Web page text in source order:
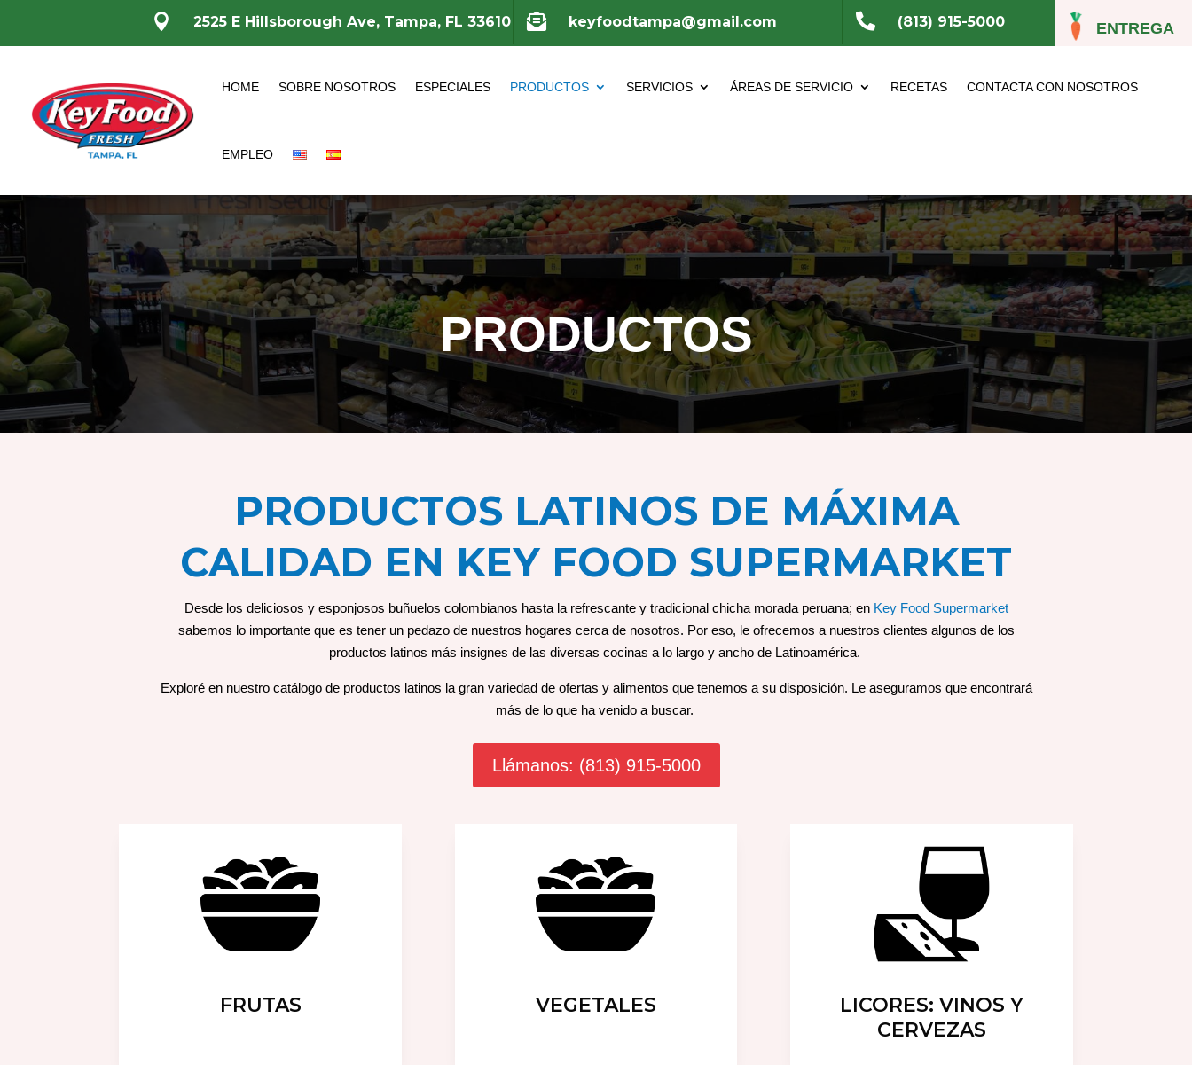
ENTREGA
 (813) 915-5000
 keyfoodtampa@gmail.com
 2525 E Hillsborough Ave, Tampa, FL 33610
HOME SOBRE NOSOTROS ESPECIALES PRODUCTOS SERVICIOS ÁREAS DE SERVICIO RECETAS CONTACTA CON NOSOTROS
EMPLEO
PRODUCTOS
PRODUCTOS LATINOS DE MÁXIMA
CALIDAD EN KEY FOOD SUPERMARKET
Desde los deliciosos y esponjosos buñuelos colombianos hasta la refrescante y tradicional chicha morada peruana; en Key Food Supermarket
sabemos lo importante que es tener un pedazo de nuestros hogares cerca de nosotros. Por eso, le ofrecemos a nuestros clientes algunos de los
productos latinos más insignes de las diversas cocinas a lo largo y ancho de Latinoamérica.
Exploré en nuestro catálogo de productos latinos la gran variedad de ofertas y alimentos que tenemos a su disposición. Le aseguramos que encontrará
más de lo que ha venido a buscar.
Llámanos: (813) 915-5000
FRUTAS VEGETALES
LICORES: VINOS Y
CERVEZAS